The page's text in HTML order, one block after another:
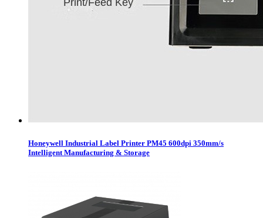
Honeywell Industrial Label Printer PM45 600dpi 350mm/s
Intelligent Manufacturing & Storage